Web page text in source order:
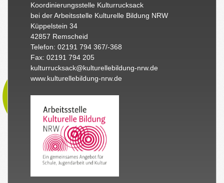
Koordinierungsstelle Kulturrucksack
bei der Arbeitsstelle Kulturelle Bildung NRW
Küppelstein 34
42857 Remscheid
Telefon: 02191 794 367/-368
Fax: 02191 794 205
kulturrucksack@kulturellebildung-nrw.de
www.kulturellebildung-nrw.de